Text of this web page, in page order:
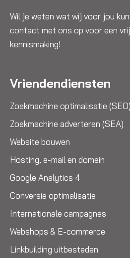
Wil je weten wat wij voor jou
contact met ons op voor een
kennismaking!
Vriendendiensten
Zoekmachine optimalisatie (SEO)
Zoekmachine adverteren (SEA)
Website bouwen
Hosting, e-mail en domein
Google Analytics 4
Conversie optimalisatie
Internationale campagnes
Webshops & E-commerce
Linkbuilding uitbesteden